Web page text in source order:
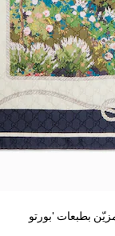
بطبعات 'بورتو